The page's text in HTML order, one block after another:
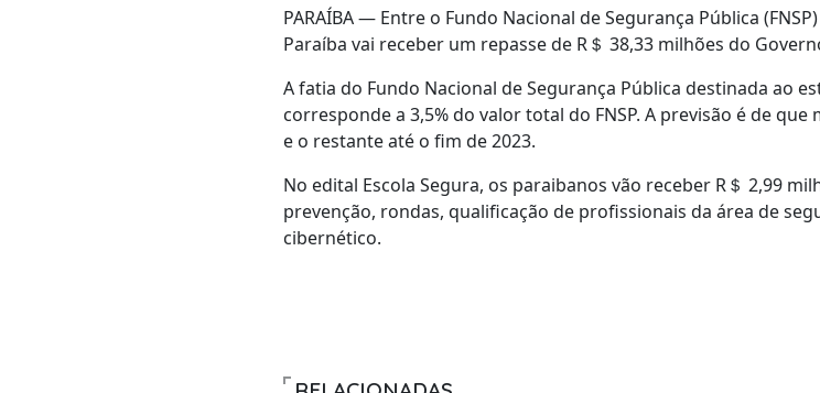
PARAÍBA — Entre o Fundo Nacional de Segurança Pública
Paraíba vai receber um repasse de R＄ 38,33 milhões do
A fatia do Fundo Nacional de Segurança Pública destinada ao
corresponde a 3,5% do valor total do FNSP. A previsão é de
e o restante até o fim de 2023.
No edital Escola Segura, os paraibanos vão receber R＄ 2,99
prevenção, rondas, qualificação de profissionais da área de
cibernético.